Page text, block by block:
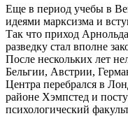
Еще в период учебы в
идеями марксизма и
Так что приход
разведку стал вполне
После нескольких лет
Бельгии, Австрии,
Центра перебрался в
районе Хэмпстед и
психологический